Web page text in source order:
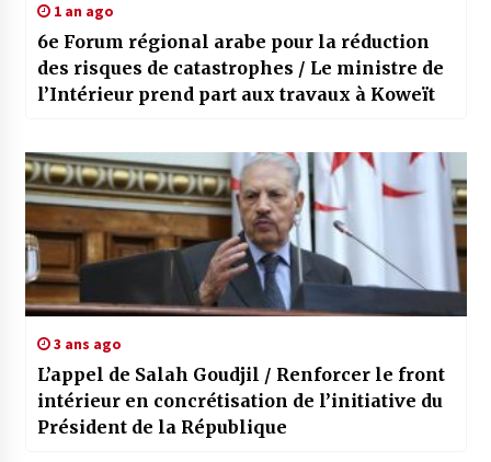
1 an ago
6e Forum régional arabe pour la réduction
des risques de catastrophes / Le ministre de
l’Intérieur prend part aux travaux à Koweït
3 ans ago
L’appel de Salah Goudjil / Renforcer le front
intérieur en concrétisation de l’initiative du
Président de la République